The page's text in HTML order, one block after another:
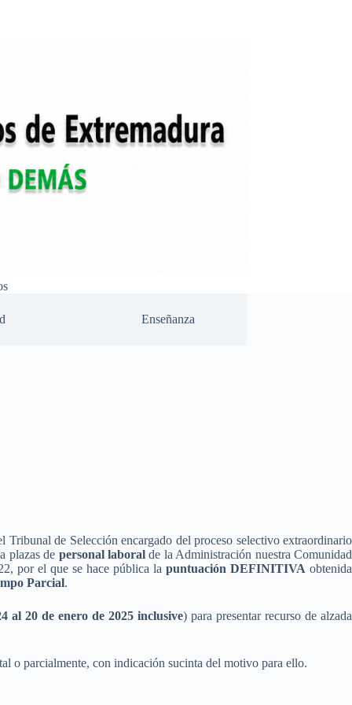
Enseñanza
de Selección encargado del proceso selectivo extraordinario
plazas de personal laboralde la Administración nuestra Comunidad
por el que se hace pública la puntuación DEFINITIVA obtenida
Parcial.
al 20 de enero de 2025 inclusive) para presentar recurso de alzada
o parcialmente, con indicación sucinta del motivo para ello.